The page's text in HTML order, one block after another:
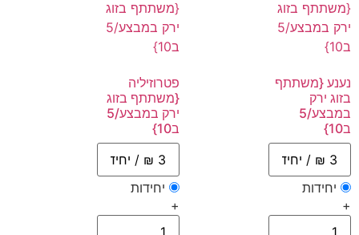
נענע {משתתף
בזוג ירק
במבצע/5
ב10}
יחידות
+
פטרוזיליה
{משתתף בזוג
ירק במבצע/5
ב10}
יחידות
+